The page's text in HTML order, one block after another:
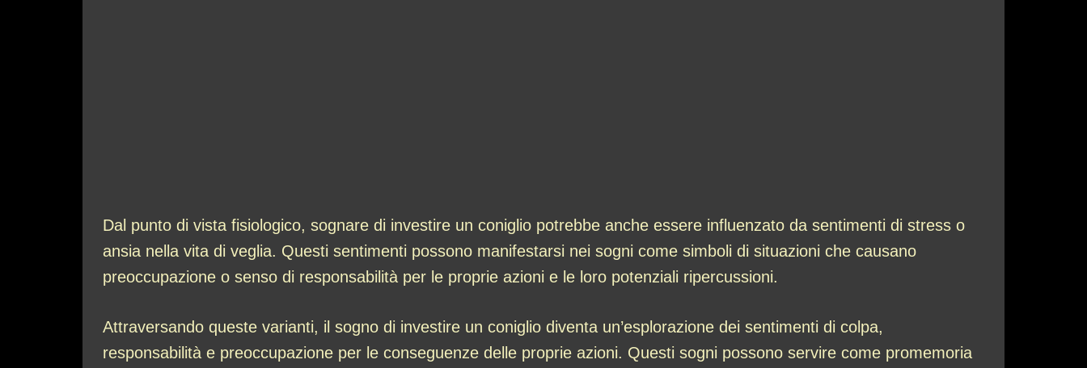
Dal punto di vista fisiologico, sognare di investire un coniglio potrebbe anche essere influenzato da sentimenti di stress o
ansia nella vita di veglia. Questi sentimenti possono manifestarsi nei sogni come simboli di situazioni che causano
preoccupazione o senso di responsabilità per le proprie azioni e le loro potenziali ripercussioni.
Attraversando queste varianti, il sogno di investire un coniglio diventa un’esplorazione dei sentimenti di colpa,
responsabilità e preoccupazione per le conseguenze delle proprie azioni. Questi sogni possono servire come promemoria